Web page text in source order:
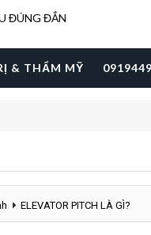
ĐÚNG ĐẮN
& THẨM MỸ
ELEVATOR PITCH LÀ GÌ?